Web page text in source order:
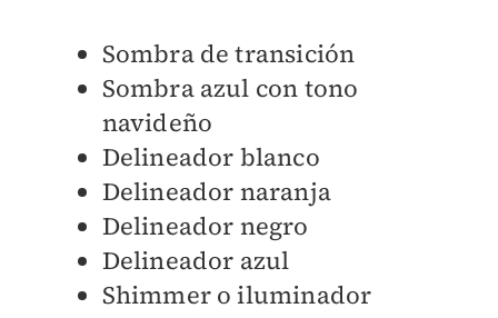
Sombra de transición
Sombra azul con tono
navideño
Delineador blanco
Delineador naranja
Delineador negro
Delineador azul
Shimmer o iluminador